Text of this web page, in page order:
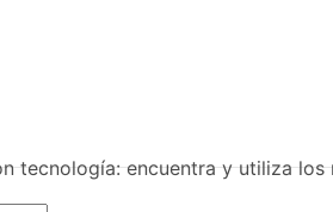
tecnología: encuentra y utiliza